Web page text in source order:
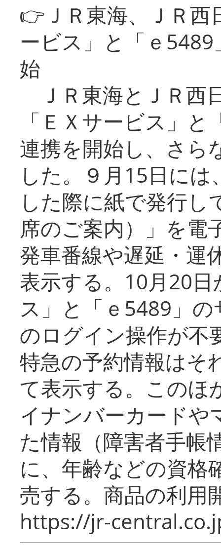
👉ＪＲ東海、ＪＲ
ービス」と「ｅ
始
ＪＲ東海とＪＲ西
「ＥＸサービス」
連携を開始し、さら
した。９月15日に
した際に紙で発行し
席のご案内）」を電
発車番線や遅延・運
表示する。10月20
ス」と「ｅ5489」
のログイン操作が不
特急の予約情報はそ
て表示する。このほ
イナンバーカードや
た情報（障害者手帳
に、年齢などの資格
売する。商品の利用
https://jr-